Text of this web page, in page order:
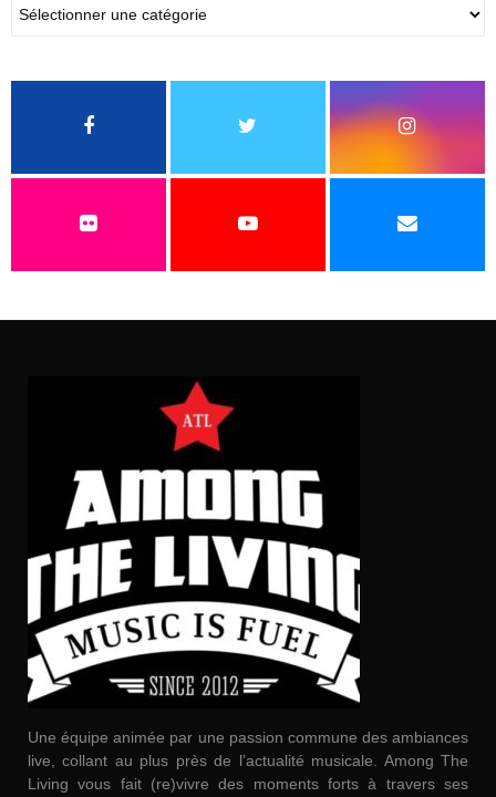
Une équipe animée par une passion commune des ambiances
live, collant au plus près de l’actualité musicale. Among The
Living vous fait (re)vivre des moments forts à travers ses